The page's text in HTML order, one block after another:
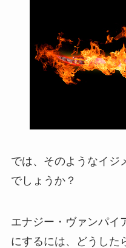
では、そのようなイジ
でしょうか？
エナジー・ヴァンパイ
にするには、どうした